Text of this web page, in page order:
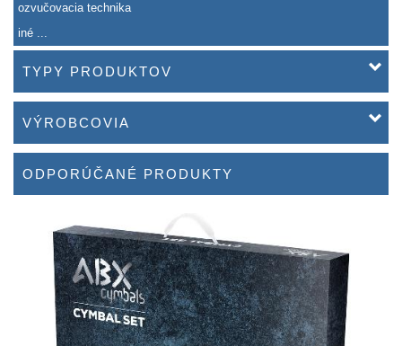
ozvučovacia technika
iné ...
TYPY PRODUKTOV
VÝROBCOVIA
ODPORÚČANÉ PRODUKTY